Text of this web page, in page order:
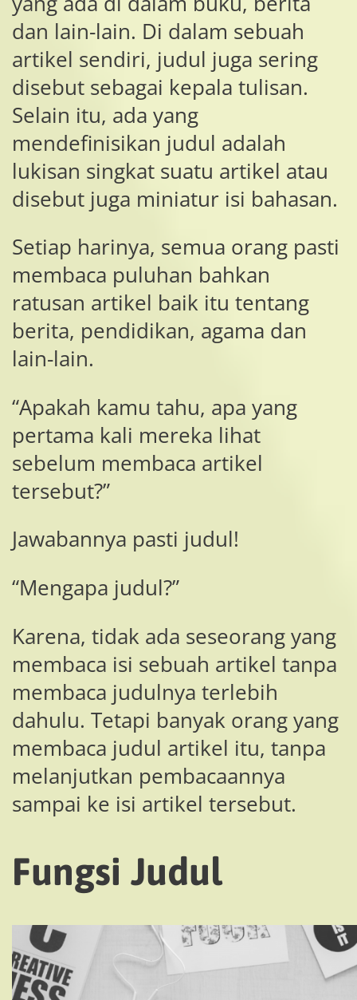
dan lain-lain. Di dalam sebuah
artikel sendiri, judul juga sering
disebut sebagai kepala tulisan.
Selain itu, ada yang
mendefinisikan judul adalah
lukisan singkat suatu artikel atau
disebut juga miniatur isi bahasan.
Setiap harinya, semua orang pasti
membaca puluhan bahkan
ratusan artikel baik itu tentang
berita, pendidikan, agama dan
lain-lain.
“Apakah kamu tahu, apa yang
pertama kali mereka lihat
sebelum membaca artikel
tersebut?”
Jawabannya pasti judul!
“Mengapa judul?”
Karena, tidak ada seseorang yang
membaca isi sebuah artikel tanpa
membaca judulnya terlebih
dahulu. Tetapi banyak orang yang
membaca judul artikel itu, tanpa
melanjutkan pembacaannya
sampai ke isi artikel tersebut.
Fungsi Judul